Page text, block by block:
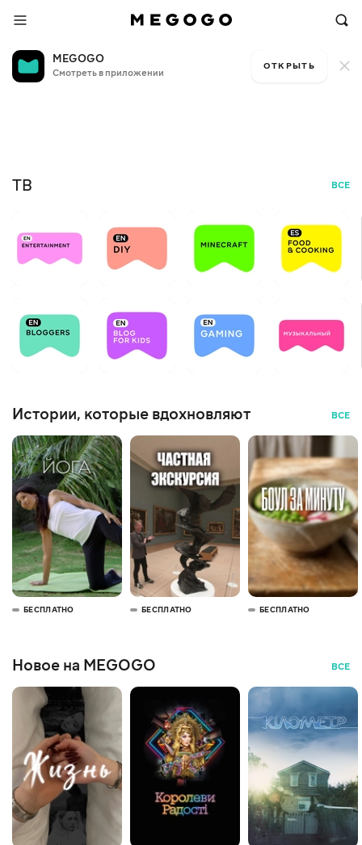
MEGOGO
Смотреть в приложении
ОТКРЫТЬ
ТВ ВСЕ
Истории, которые вдохновляют ВСЕ
БЕСПЛАТНО БЕСПЛАТНО БЕСПЛАТНО
Новое на MEGOGO ВСЕ